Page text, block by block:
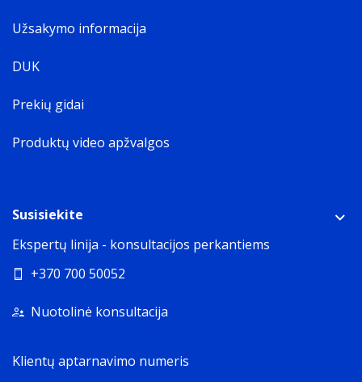
Užsakymo informacija
DUK
Prekių gidai
Produktų video apžvalgos
Susisiekite
Ekspertų linija - konsultacijos perkantiems
+370 700 50052
Nuotolinė konsultacija
Klientų aptarnavimo numeris